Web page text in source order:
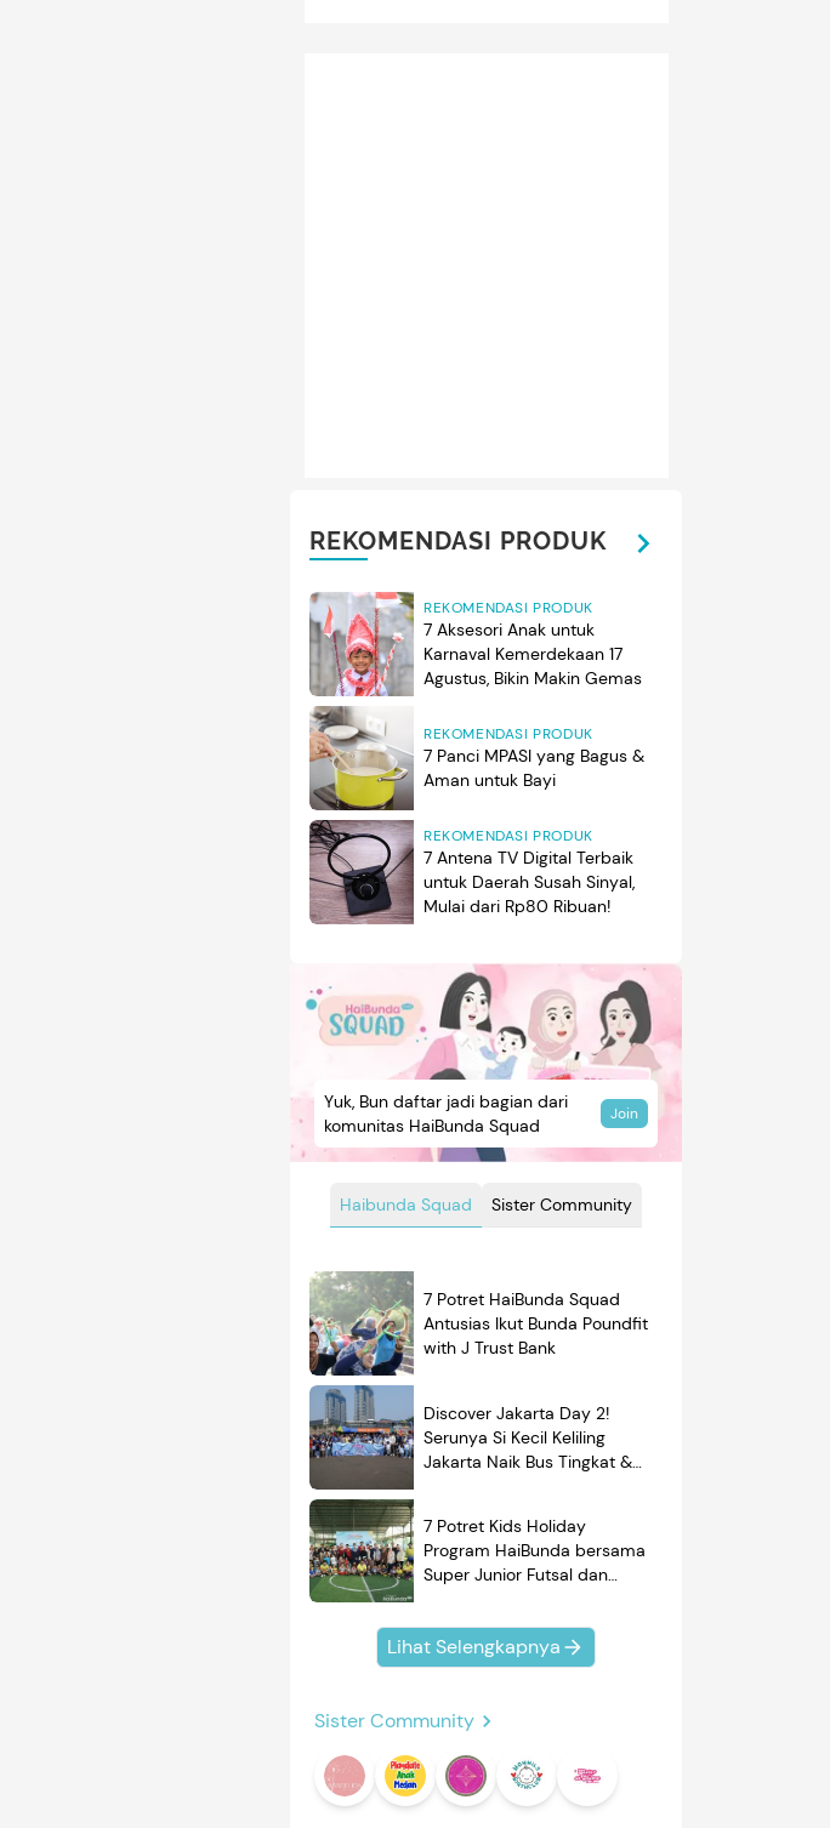
REKOMENDASI PRODUK
REKOMENDASI PRODUK
7 Aksesori Anak untuk
Karnaval Kemerdekaan 17
Agustus, Bikin Makin Gemas
REKOMENDASI PRODUK
7 Panci MPASI yang Bagus &
Aman untuk Bayi
REKOMENDASI PRODUK
7 Antena TV Digital Terbaik
untuk Daerah Susah Sinyal,
Mulai dari Rp80 Ribuan!
Haibunda Squad Sister Community
Yuk, Bun daftar jadi bagian dari
komunitas HaiBunda Squad
Join
7 Potret HaiBunda Squad
Antusias Ikut Bunda Poundfit
with J Trust Bank
Discover Jakarta Day 2!
Serunya Si Kecil Keliling
Jakarta Naik Bus Tingkat &
7 Potret Kids Holiday
Program HaiBunda bersama
Super Junior Futsal dan
Kompak Banget!
Lihat Selengkapnya
Sister Community